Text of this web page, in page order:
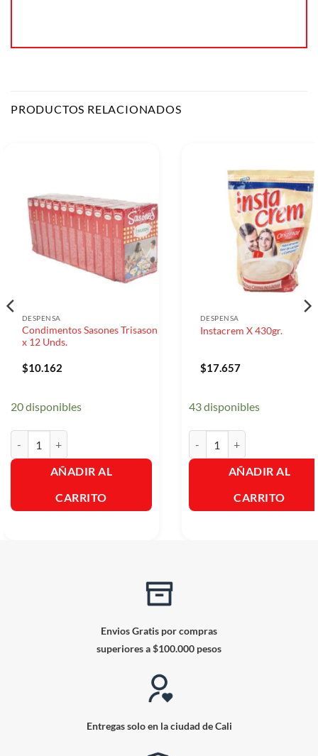
PRODUCTOS RELACIONADOS
DESPENSA
Condimentos Sasones Trisason
x 12 Unds.
$10.162
20 disponibles
AÑADIR AL
CARRITO
DESPENSA
Instacrem X 430gr.
$17.657
43 disponibles
AÑADIR AL
CARRITO
Envios Gratis por compras
superiores a $100.000 pesos
Entregas solo en la ciudad de Cali